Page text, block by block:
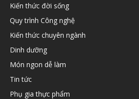
Kiến thức đời sống
Quy trình Công nghệ
Kiến thức chuyên ngành
Dinh dưỡng
Món ngon dễ làm
Tin tức
Phụ gia thực phẩm